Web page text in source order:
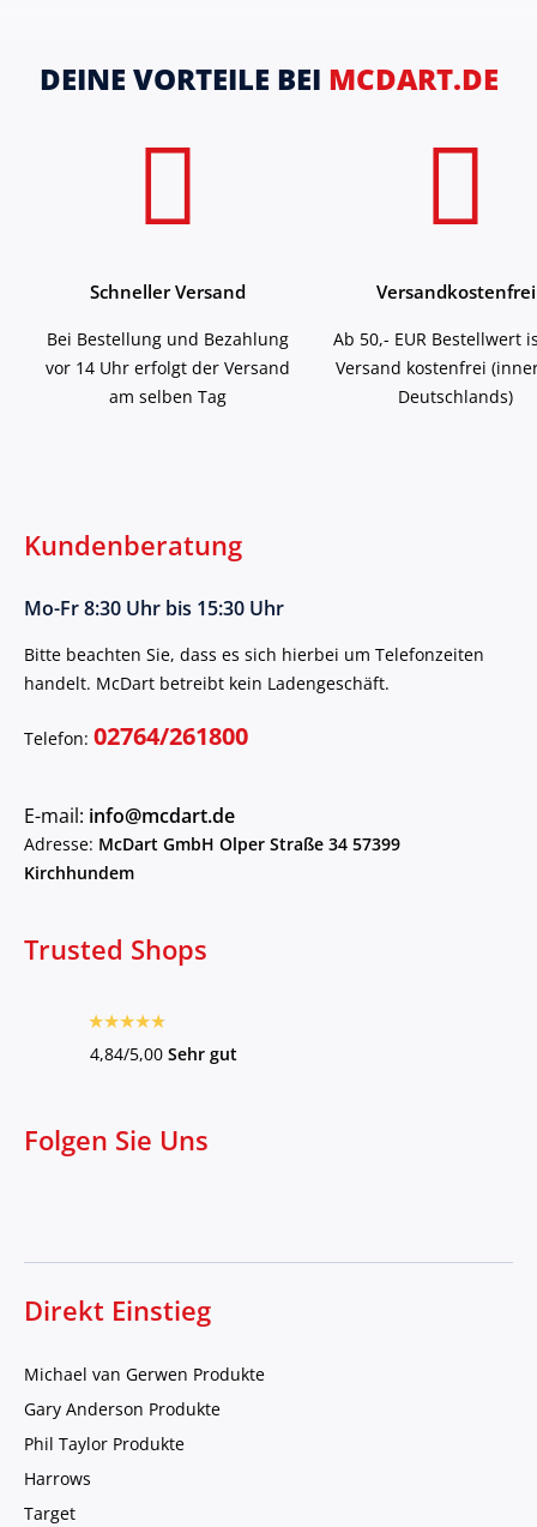
DEINE VORTEILE BEI MCDART.DE
Schneller Versand
Bei Bestellung und Bezahlung
vor 14 Uhr erfolgt der Versand
am selben Tag
Versandkostenfrei
Ab 50,- EUR Bestellwert
Versand kostenfrei
Deutschlands)
Kundenberatung
Mo-Fr 8:30 Uhr bis 15:30 Uhr
Bitte beachten Sie, dass es sich hierbei um Telefonzeiten
handelt. McDart betreibt kein Ladengeschäft.
Telefon: 02764/261800
E-mail: info@mcdart.de
Adresse: McDart GmbH Olper Straße 34 57399
Kirchhundem
Trusted Shops
4,84/5,00 Sehr gut
Folgen Sie Uns
Direkt Einstieg
Michael van Gerwen Produkte
Gary Anderson Produkte
Phil Taylor Produkte
Harrows
Target